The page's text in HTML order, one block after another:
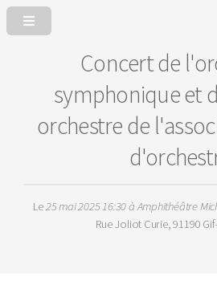
Concert de
symphonique et
orchestre de
Le25 mai 2025 16:30à Amphithéâtre
Rue Joliot Curie, 91190